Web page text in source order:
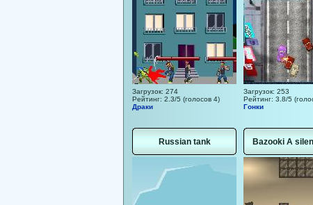
Загрузок: 274
Рейтинг: 2.3/5 (голосов 4)
Драки
Загрузок: 253
Рейтинг: 3.8/5
Гонки
Russian tank Bazooki A